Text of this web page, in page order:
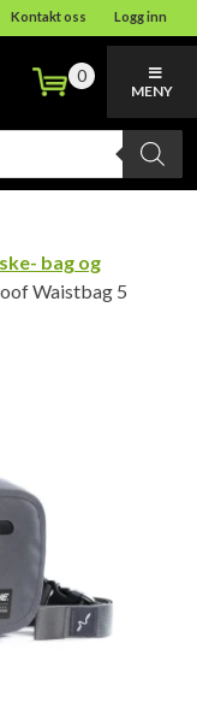
Kontakt oss Logg inn
0
MENY
bag og
Waistbag 5